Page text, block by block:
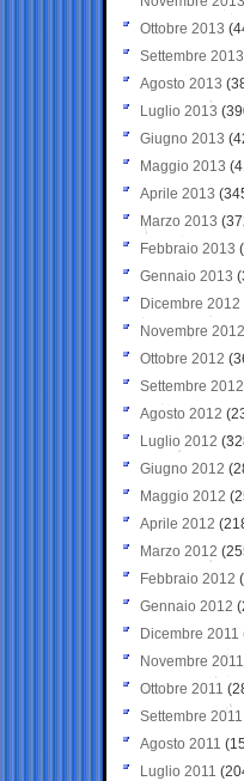
Ottobre 2013
Settembre 2013
Agosto 2013
Luglio 2013
Giugno 2013
Maggio 2013
Aprile 2013
Marzo 2013
Febbraio 2013
Gennaio 2013
Dicembre 2012
Novembre 2012
Ottobre 2012
Settembre 2012
Agosto 2012
Luglio 2012
Giugno 2012
Maggio 2012
Aprile 2012
Marzo 2012
Febbraio 2012
Gennaio 2012
Dicembre 2011
Novembre 2011
Ottobre 2011
Settembre 2011
Agosto 2011
Luglio 2011